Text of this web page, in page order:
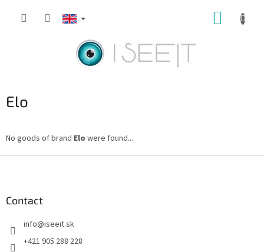
Elo
No goods of brand Elo were found...
Contact
info@iseeit.sk
+421 905 288 228